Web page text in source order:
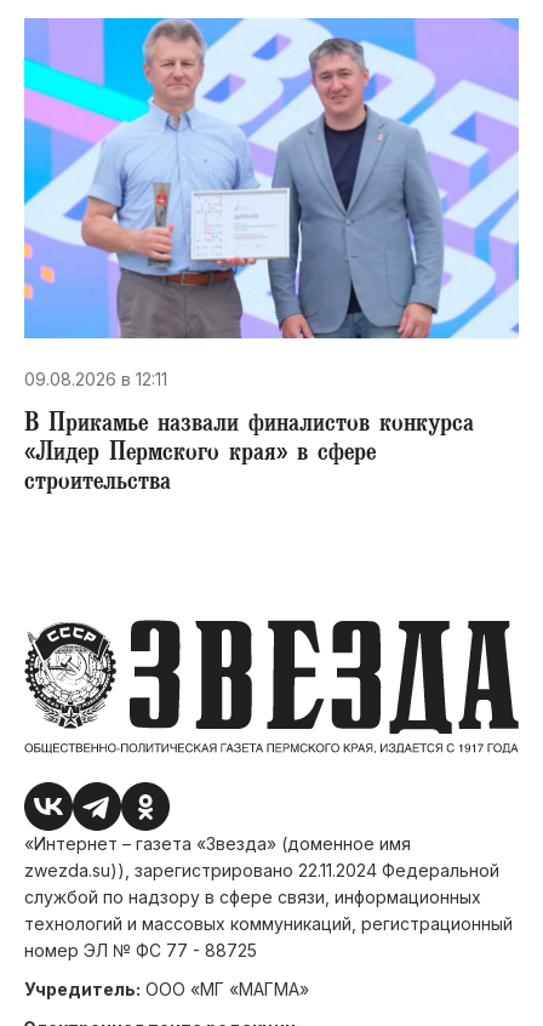
09.08.2026 в 12:11
В Прикамье назвали финалистов конкурса
«Лидер Пермского края» в сфере
строительства
«Интернет – газета «Звезда» (доменное имя
zwezda.su)), зарегистрировано 22.11.2024 Федеральной
службой по надзору в сфере связи, информационных
технологий и массовых коммуникаций, регистрационный
номер ЭЛ № ФС 77 - 88725
Учредитель: ООО «МГ «МАГМА»